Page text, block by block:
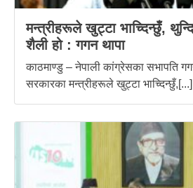
मन्त्रीहरूले खुट्टा भाच्दिन्छुँ,
शैली हो : गगन थापा
काठमाण्डु – नेपाली कांग्रेसका सभापति
सरकारका मन्त्रीहरूले खुट्टा भाच्दिन्छुँ,[...]